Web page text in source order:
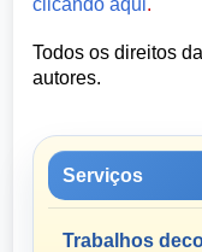
Todos os direitos
autores.
Serviços
Trabalhos